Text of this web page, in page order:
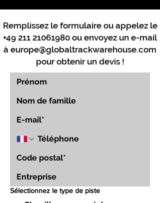
Remplissez le formulaire ou appelez le
+49 211 21061980 ou envoyez un e-mail
à europe@globaltrackwarehouse.com
pour obtenir un devis !
Sélectionnez le type de piste